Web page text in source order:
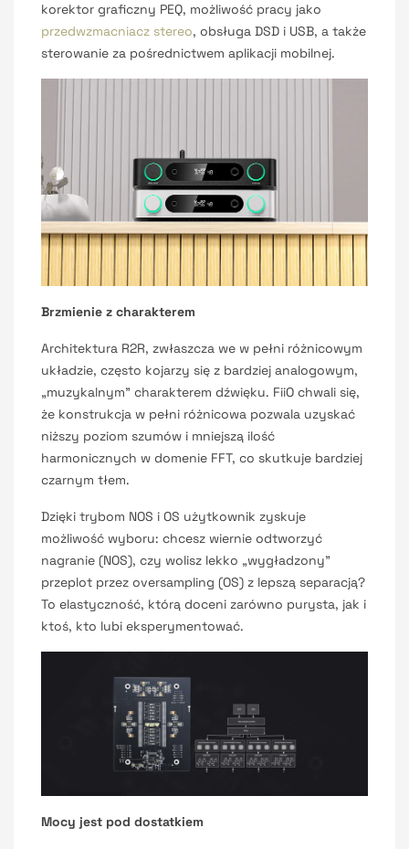
korektor graficzny PEQ, możliwość pracy jako
przedwzmacniacz stereo, obsługa DSD i USB, a także
sterowanie za pośrednictwem aplikacji mobilnej.
Brzmienie z charakterem
Architektura R2R, zwłaszcza we w pełni różnicowym
układzie, często kojarzy się z bardziej analogowym,
„muzykalnym” charakterem dźwięku. FiiO chwali się,
że konstrukcja w pełni różnicowa pozwala uzyskać
niższy poziom szumów i mniejszą ilość
harmonicznych w domenie FFT, co skutkuje bardziej
czarnym tłem.
Dzięki trybom NOS i OS użytkownik zyskuje
możliwość wyboru: chcesz wiernie odtworzyć
nagranie (NOS), czy wolisz lekko „wygładzony”
przeplot przez oversampling (OS) z lepszą separacją?
To elastyczność, którą doceni zarówno purysta, jak i
ktoś, kto lubi eksperymentować.
Mocy jest pod dostatkiem